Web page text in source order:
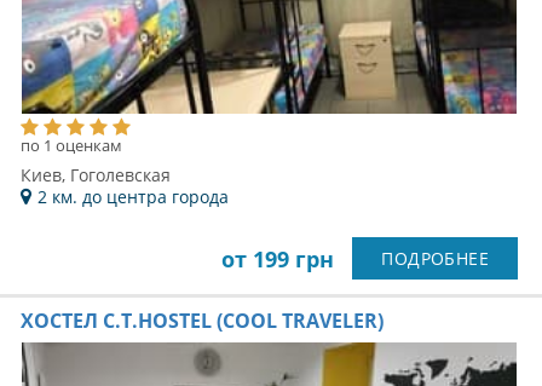
по 1 оценкам
Киев, Гоголевская
2 км. до центра города
от 199 грн ПОДРОБНЕЕ
ХОСТЕЛ C.T.HOSTEL (COOL TRAVELER)